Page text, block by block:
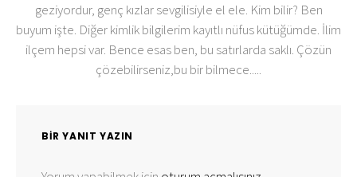
geziyordur, genç kızlar sevgilisiyle el ele. Kim bilir? Ben
buyum işte. Diğer kimlik bilgilerim kayıtlı nüfus kütüğümde. İlim
ilçem hepsi var. Bence esas ben, bu satırlarda saklı. Çözün
çözebilirseniz,bu bir bilmece.....
BIR YANIT YAZIN